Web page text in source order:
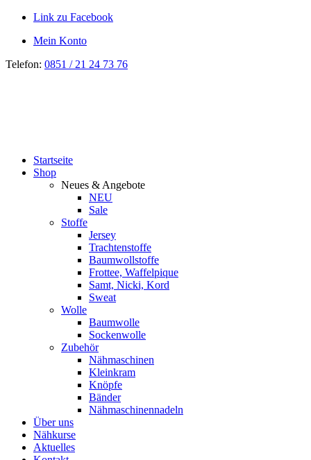
Link zu Facebook
Mein Konto
Telefon: 0851 / 21 24 73 76
Startseite
Shop
Neues & Angebote
NEU
Sale
Stoffe
Jersey
Trachtenstoffe
Baumwollstoffe
Frottee, Waffelpique
Samt, Nicki, Kord
Sweat
Wolle
Baumwolle
Sockenwolle
Zubehör
Nähmaschinen
Kleinkram
Knöpfe
Bänder
Nähmaschinennadeln
Über uns
Nähkurse
Aktuelles